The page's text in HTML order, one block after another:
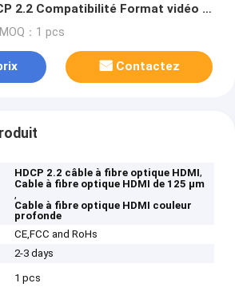
2.2 Compatibilité Format vidéo à
MOQ：1 pcs
Contactez
HDCP 2.2 câble à fibre optique HDMI,
Cable à fibre optique HDMI de 125 μm
,
Cable à fibre optique HDMI couleur
profonde
CE,FCC and RoHs
2-3 days
1 pcs